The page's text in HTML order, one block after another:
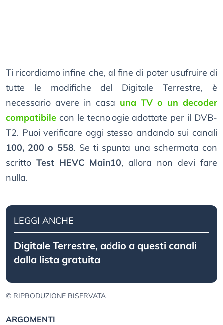
Ti ricordiamo infine che, al fine di poter usufruire di
tutte le modifiche del Digitale Terrestre, è
necessario avere in casa una TV o un decoder
compatibile con le tecnologie adottate per il DVB-
T2. Puoi verificare oggi stesso andando sui canali
100, 200 o 558. Se ti spunta una schermata con
scritto Test HEVC Main10, allora non devi fare
nulla.
LEGGI ANCHE
Digitale Terrestre, addio a questi canali
dalla lista gratuita
© RIPRODUZIONE RISERVATA
ARGOMENTI